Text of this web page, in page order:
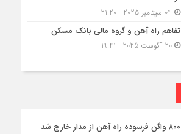
تفاهم راه آهن و گروه مالی بانک مسکن
20 آگوست 2025 - 19:41
۸۰۰ واگن فرسوده راه آهن از مدار خارج شد